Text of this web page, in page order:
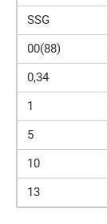
SSG
00(88)
0,34
1
5
10
13